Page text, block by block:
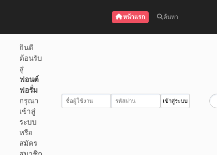
หน้าแรก ค้นหา
ยินดี
ต้อนรับ
สู่
ฟอนต์
ฟอรั่ม
กรุณา
เข้าสู่
ระบบ
หรือ
สมัคร